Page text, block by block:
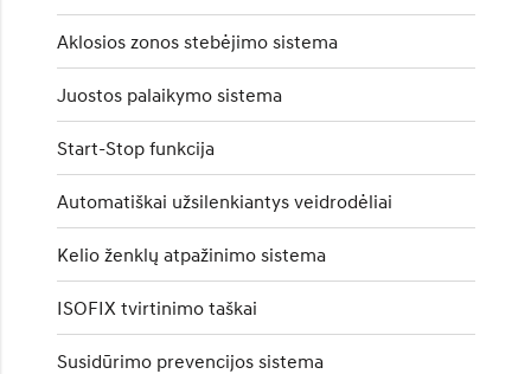
Aklosios zonos stebėjimo sistema
Juostos palaikymo sistema
Start-Stop funkcija
Automatiškai užsilenkiantys veidrodėliai
Kelio ženklų atpažinimo sistema
ISOFIX tvirtinimo taškai
Susidūrimo prevencijos sistema